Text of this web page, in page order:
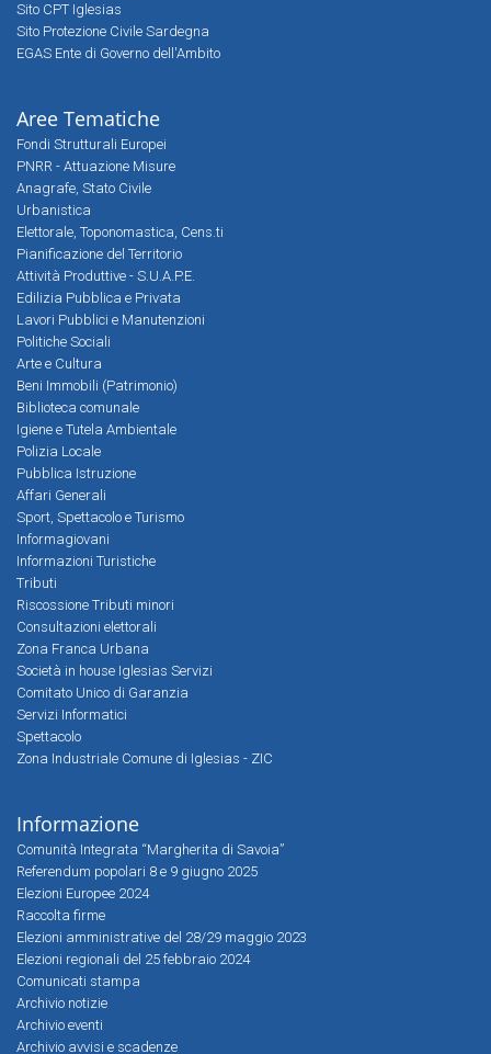
Sito CPT Iglesias
Sito Protezione Civile Sardegna
EGAS Ente di Governo dell'Ambito
Aree Tematiche
Fondi Strutturali Europei
PNRR - Attuazione Misure
Anagrafe, Stato Civile
Urbanistica
Elettorale, Toponomastica, Cens.ti
Pianificazione del Territorio
Attività Produttive - S.U.A.P.E.
Edilizia Pubblica e Privata
Lavori Pubblici e Manutenzioni
Politiche Sociali
Arte e Cultura
Beni Immobili (Patrimonio)
Biblioteca comunale
Igiene e Tutela Ambientale
Polizia Locale
Pubblica Istruzione
Affari Generali
Sport, Spettacolo e Turismo
Informagiovani
Informazioni Turistiche
Tributi
Riscossione Tributi minori
Consultazioni elettorali
Zona Franca Urbana
Società in house Iglesias Servizi
Comitato Unico di Garanzia
Servizi Informatici
Spettacolo
Zona Industriale Comune di Iglesias - ZIC
Informazione
Comunità Integrata “Margherita di Savoia”
Referendum popolari 8 e 9 giugno 2025
Elezioni Europee 2024
Raccolta firme
Elezioni amministrative del 28/29 maggio 2023
Elezioni regionali del 25 febbraio 2024
Comunicati stampa
Archivio notizie
Archivio eventi
Archivio avvisi e scadenze